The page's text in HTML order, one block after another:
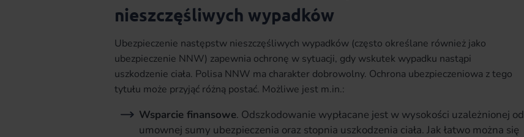
nieszczęśliwych wypadków
Ubezpieczenie następstw nieszczęśliwych wypadków (często określane również jako
ubezpieczenie NNW) zapewnia ochronę w sytuacji, gdy wskutek wypadku nastąpi
uszkodzenie ciała. Polisa NNW ma charakter dobrowolny. Ochrona ubezpieczeniowa z tego
tytułu może przyjąć różną postać. Możliwe jest m.in.:
Wsparcie finansowe. Odszkodowanie wypłacane jest w wysokości uzależnionej od
umownej sumy ubezpieczenia oraz stopnia uszkodzenia ciała. Jak łatwo można się